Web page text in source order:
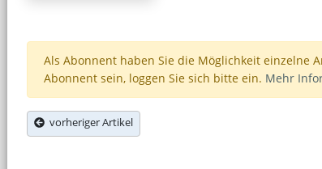
Als Abonnent haben Sie die Möglichkeit einzelne
Abonnent sein, loggen Sie sich bitte ein. Mehr
vorheriger Artikel